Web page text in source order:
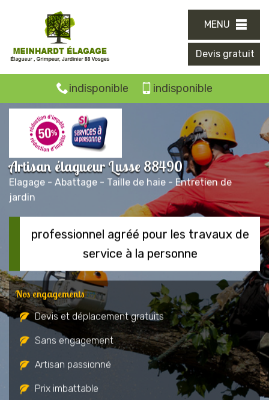
MENU
Devis gratuit
indisponible indisponible
Artisan élagueur Lusse 88490
Elagage - Abattage - Taille de haie - Entretien de
jardin
professionnel agréé pour les travaux de
service à la personne
Nos engagements
Devis et déplacement gratuits
Sans engagement
Artisan passionné
Prix imbattable